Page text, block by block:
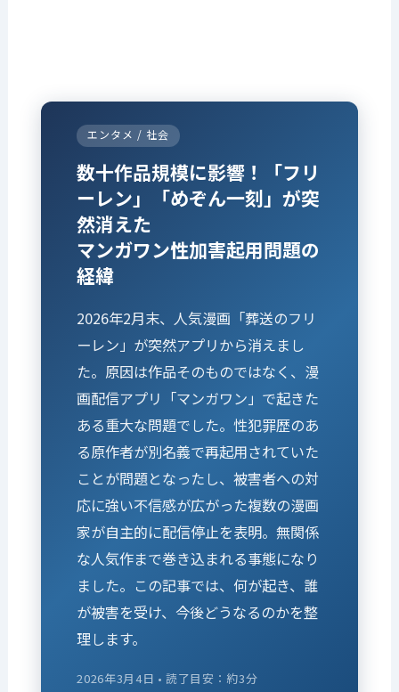
エンタメ / 社会
数十作品規模に影響！「フリ
ーレン」「めぞん一刻」が突
然消えた
マンガワン性加害起用問題の
経緯
2026年2月末、人気漫画「葬送のフリ
ーレン」が突然アプリから消えまし
た。原因は作品そのものではなく、漫
画配信アプリ「マンガワン」で起きた
ある重大な問題でした。性犯罪歴のあ
る原作者が別名義で再起用されていた
ことが問題となったし、被害者への対
応に強い不信感が広がった複数の漫画
家が自主的に配信停止を表明。無関係
な人気作まで巻き込まれる事態になり
ました。この記事では、何が起き、誰
が被害を受け、今後どうなるのかを整
理します。
2026年3月4日 • 読了目安：約3分